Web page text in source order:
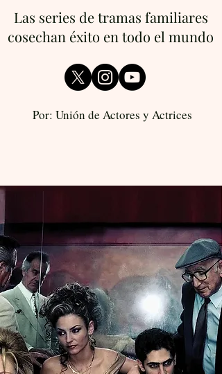
Las series de tramas familiares
cosechan éxito en todo el mundo
Por: Unión de Actores y Actrices